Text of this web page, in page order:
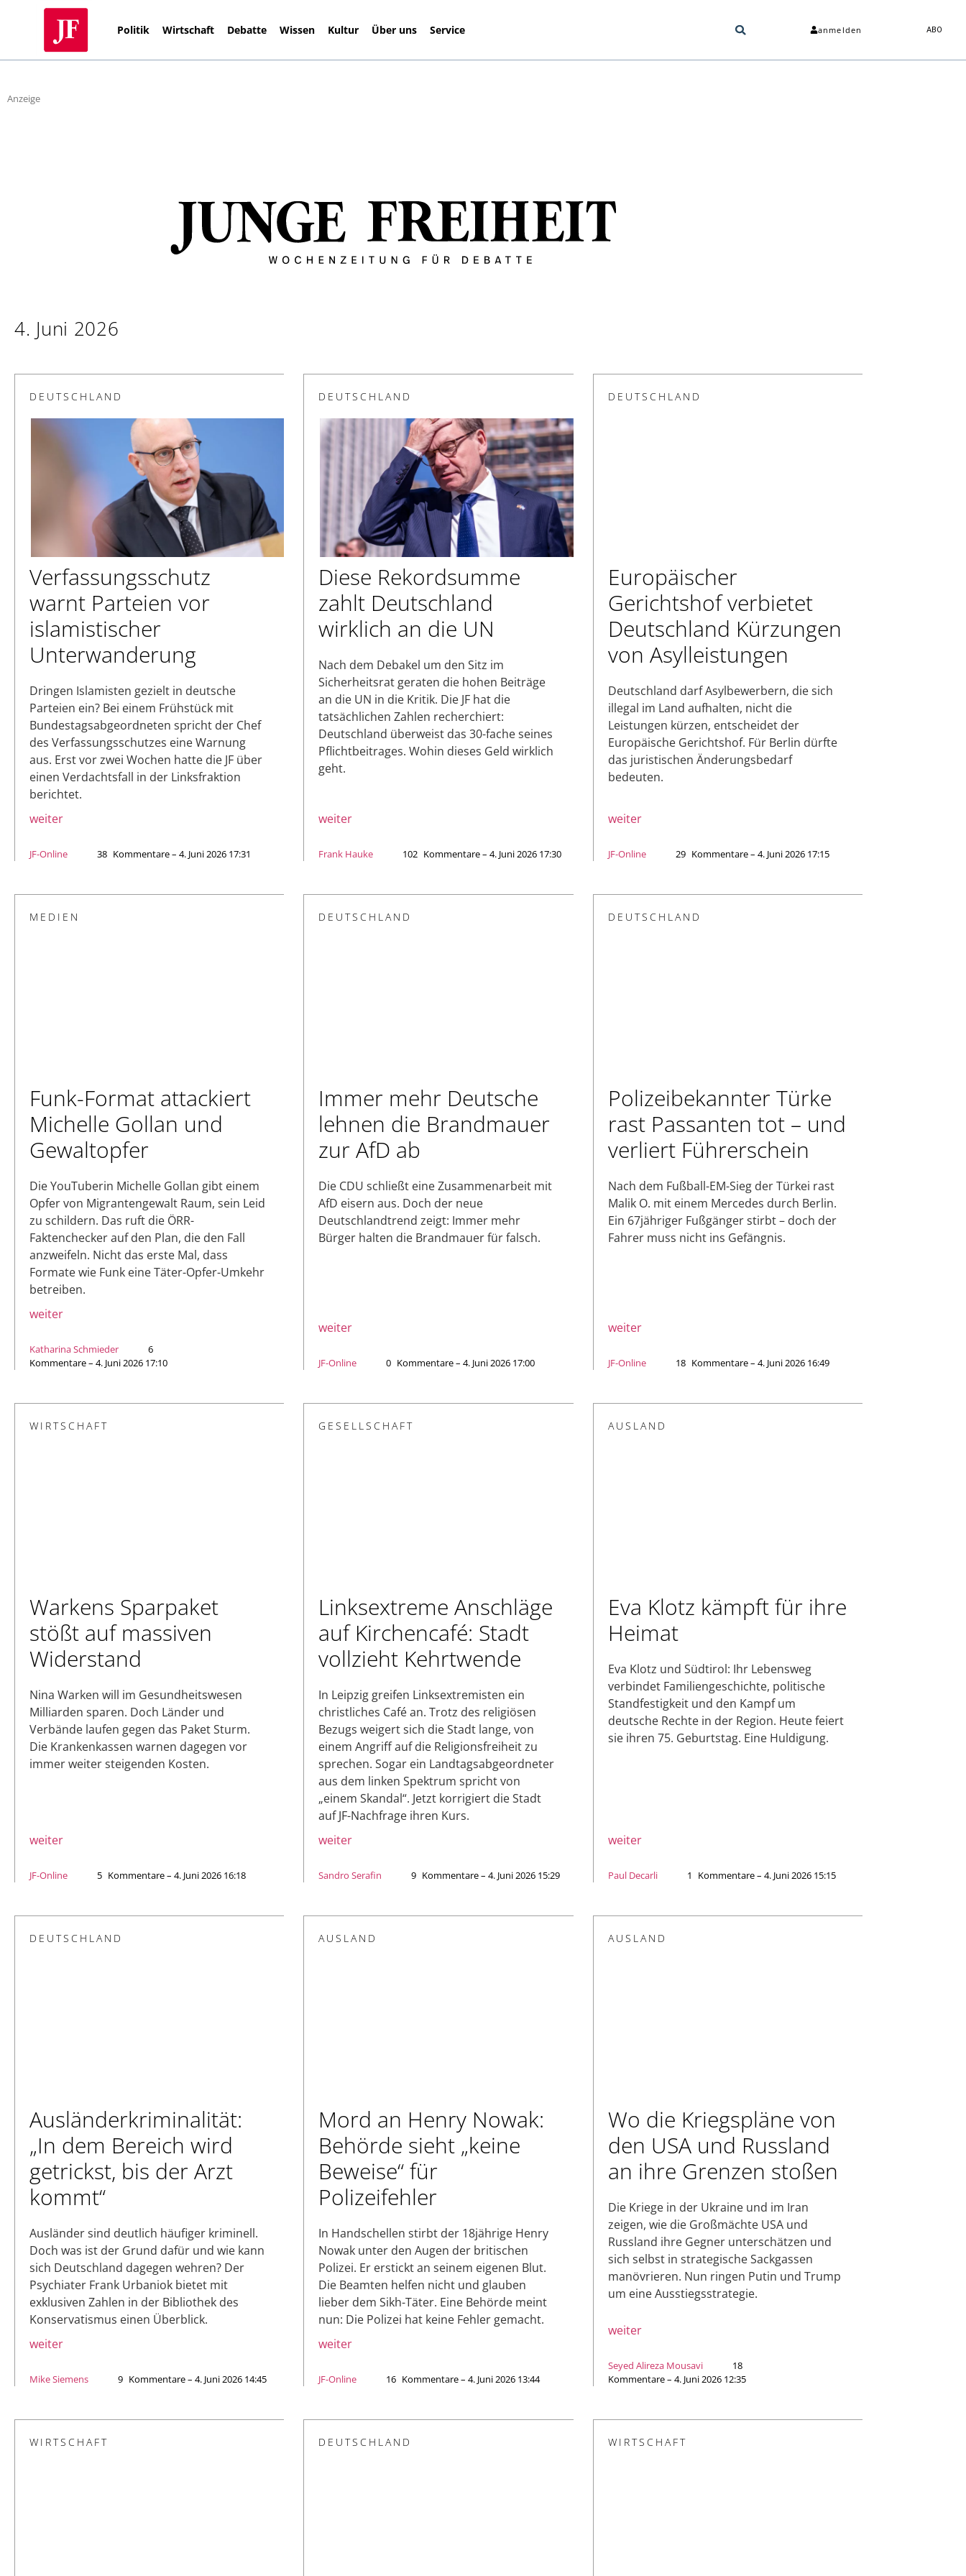
Politik Wirtschaft Debatte Wissen Kultur Über uns Service anmelden ABO
Anzeige
4. Juni 2026
DEUTSCHLAND
Verfassungsschutz
warnt Parteien vor
islamistischer
Unterwanderung
Dringen Islamisten gezielt in deutsche
Parteien ein? Bei einem Frühstück mit
Bundestagsabgeordneten spricht der Chef
des Verfassungsschutzes eine Warnung
aus. Erst vor zwei Wochen hatte die JF über
einen Verdachtsfall in der Linksfraktion
berichtet.
weiter
JF-Online 38 Kommentare – 4. Juni 2026 17:31
DEUTSCHLAND
Diese Rekordsumme
zahlt Deutschland
wirklich an die UN
Nach dem Debakel um den Sitz im
Sicherheitsrat geraten die hohen Beiträge
an die UN in die Kritik. Die JF hat die
tatsächlichen Zahlen recherchiert:
Deutschland überweist das 30-fache seines
Pflichtbeitrages. Wohin dieses Geld wirklich
geht.
weiter
Frank Hauke 102 Kommentare – 4. Juni 2026 17:30
DEUTSCHLAND
Europäischer
Gerichtshof verbietet
Deutschland Kürzungen
von Asylleistungen
Deutschland darf Asylbewerbern, die sich
illegal im Land aufhalten, nicht die
Leistungen kürzen, entscheidet der
Europäische Gerichtshof. Für Berlin dürfte
das juristischen Änderungsbedarf
bedeuten.
weiter
JF-Online 29 Kommentare – 4. Juni 2026 17:15
MEDIEN
Funk-Format attackiert
Michelle Gollan und
Gewaltopfer
Die YouTuberin Michelle Gollan gibt einem
Opfer von Migrantengewalt Raum, sein Leid
zu schildern. Das ruft die ÖRR-
Faktenchecker auf den Plan, die den Fall
anzweifeln. Nicht das erste Mal, dass
Formate wie Funk eine Täter-Opfer-Umkehr
betreiben.
weiter
Katharina Schmieder
6
Kommentare – 4. Juni 2026 17:10
DEUTSCHLAND
Immer mehr Deutsche
lehnen die Brandmauer
zur AfD ab
Die CDU schließt eine Zusammenarbeit mit
AfD eisern aus. Doch der neue
Deutschlandtrend zeigt: Immer mehr
Bürger halten die Brandmauer für falsch.
weiter
JF-Online 0 Kommentare – 4. Juni 2026 17:00
DEUTSCHLAND
Polizeibekannter Türke
rast Passanten tot – und
verliert Führerschein
Nach dem Fußball-EM-Sieg der Türkei rast
Malik O. mit einem Mercedes durch Berlin.
Ein 67jähriger Fußgänger stirbt – doch der
Fahrer muss nicht ins Gefängnis.
weiter
JF-Online 18 Kommentare – 4. Juni 2026 16:49
WIRTSCHAFT
Warkens Sparpaket
stößt auf massiven
Widerstand
Nina Warken will im Gesundheitswesen
Milliarden sparen. Doch Länder und
Verbände laufen gegen das Paket Sturm.
Die Krankenkassen warnen dagegen vor
immer weiter steigenden Kosten.
weiter
JF-Online 5 Kommentare – 4. Juni 2026 16:18
GESELLSCHAFT
Linksextreme Anschläge
auf Kirchencafé: Stadt
vollzieht Kehrtwende
In Leipzig greifen Linksextremisten ein
christliches Café an. Trotz des religiösen
Bezugs weigert sich die Stadt lange, von
einem Angriff auf die Religionsfreiheit zu
sprechen. Sogar ein Landtagsabgeordneter
aus dem linken Spektrum spricht von
„einem Skandal“. Jetzt korrigiert die Stadt
auf JF-Nachfrage ihren Kurs.
weiter
Sandro Serafin 9 Kommentare – 4. Juni 2026 15:29
AUSLAND
Eva Klotz kämpft für ihre
Heimat
Eva Klotz und Südtirol: Ihr Lebensweg
verbindet Familiengeschichte, politische
Standfestigkeit und den Kampf um
deutsche Rechte in der Region. Heute feiert
sie ihren 75. Geburtstag. Eine Huldigung.
weiter
Paul Decarli 1 Kommentare – 4. Juni 2026 15:15
DEUTSCHLAND
Ausländerkriminalität:
„In dem Bereich wird
getrickst, bis der Arzt
kommt“
Ausländer sind deutlich häufiger kriminell.
Doch was ist der Grund dafür und wie kann
sich Deutschland dagegen wehren? Der
Psychiater Frank Urbaniok bietet mit
exklusiven Zahlen in der Bibliothek des
Konservatismus einen Überblick.
weiter
Mike Siemens 9 Kommentare – 4. Juni 2026 14:45
AUSLAND
Mord an Henry Nowak:
Behörde sieht „keine
Beweise“ für
Polizeifehler
In Handschellen stirbt der 18jährige Henry
Nowak unter den Augen der britischen
Polizei. Er erstickt an seinem eigenen Blut.
Die Beamten helfen nicht und glauben
lieber dem Sikh-Täter. Eine Behörde meint
nun: Die Polizei hat keine Fehler gemacht.
weiter
JF-Online 16 Kommentare – 4. Juni 2026 13:44
AUSLAND
Wo die Kriegspläne von
den USA und Russland
an ihre Grenzen stoßen
Die Kriege in der Ukraine und im Iran
zeigen, wie die Großmächte USA und
Russland ihre Gegner unterschätzen und
sich selbst in strategische Sackgassen
manövrieren. Nun ringen Putin und Trump
um eine Ausstiegsstrategie.
weiter
Seyed Alireza Mousavi
18
Kommentare – 4. Juni 2026 12:35
WIRTSCHAFT DEUTSCHLAND WIRTSCHAFT